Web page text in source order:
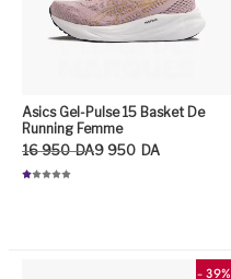
Asics Gel-Pulse 15 Basket De
Running Femme
16 950 DA
Le prix initial était : 16 950DA.
9 950 DA
Le prix actuel est : 9 950DA.
- 39%